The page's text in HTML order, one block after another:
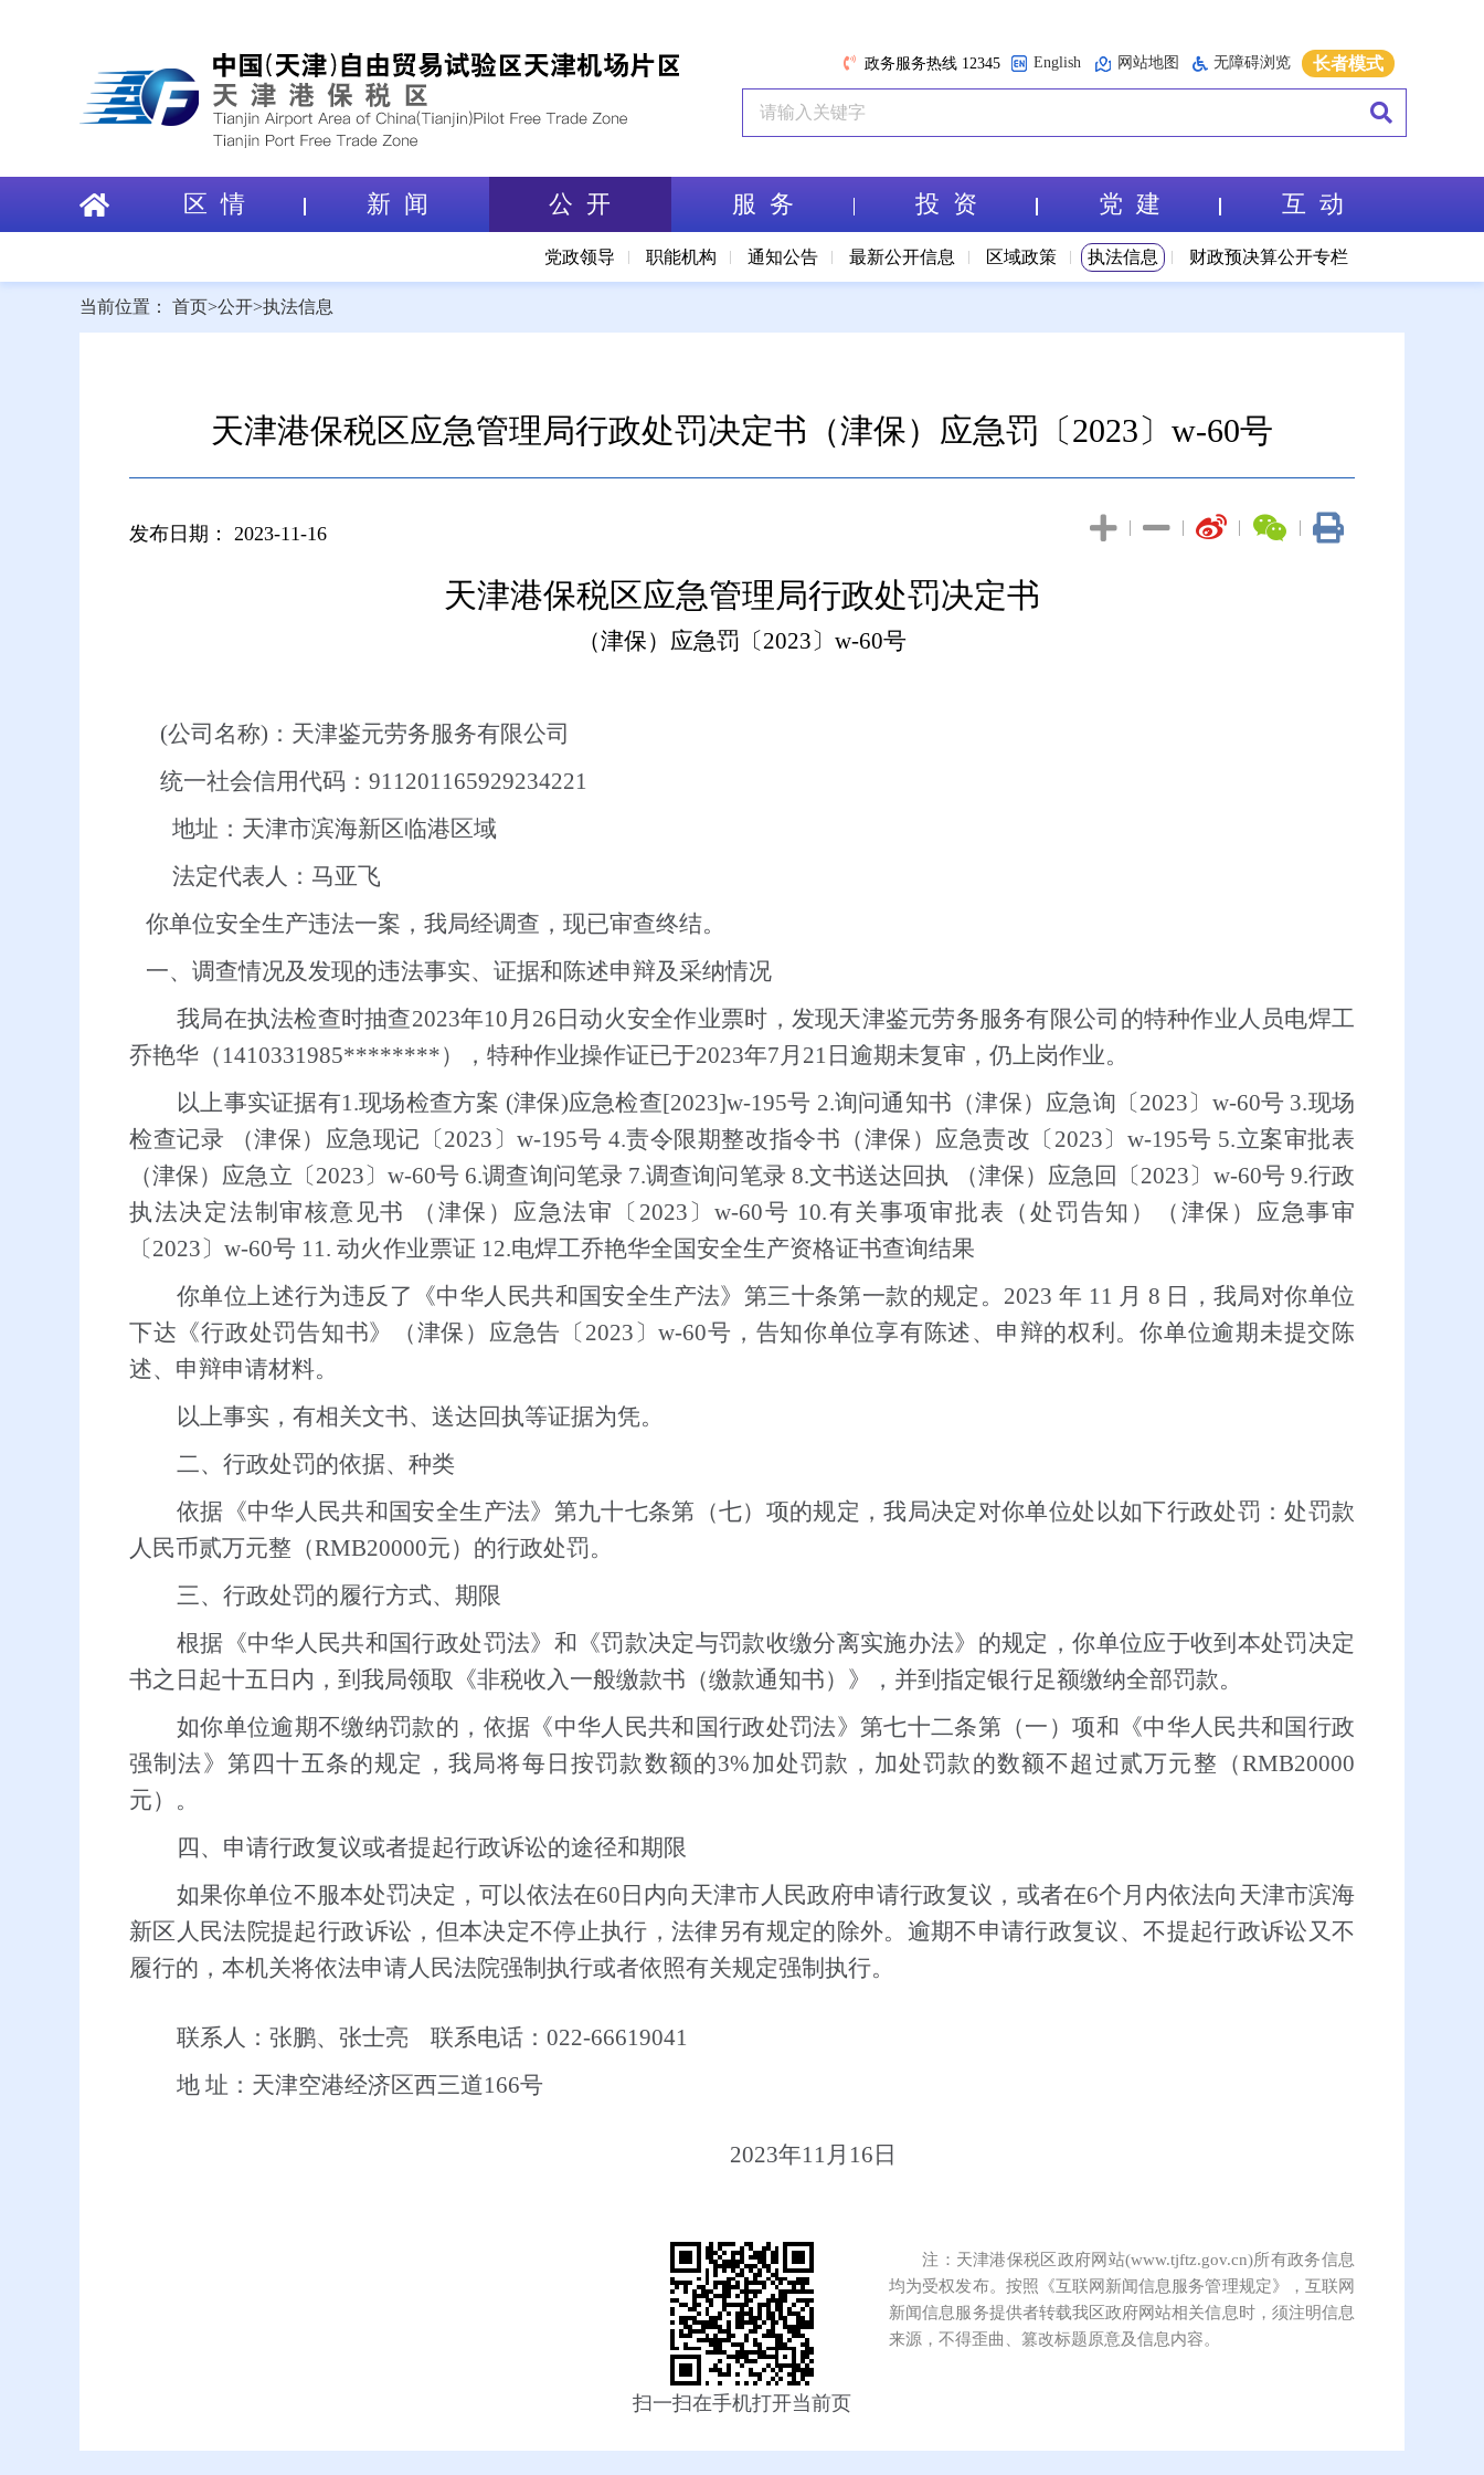
政务服务热线 12345 English 网站地图 无障碍浏览 长者模式
区 情 新 闻 公 开
党政领导 职能机构 通知公告 最新公开信息 区域政策 执法信息 财政预决算公开专栏
服 务 投 资 党 建 互 动
当前位置： 首页>公开>执法信息
天津港保税区应急管理局行政处罚决定书（津保）应急罚〔2023〕w-60号
发布日期： 2023-11-16 |
|
|
|
天津港保税区应急管理局行政处罚决定书
（津保）应急罚〔2023〕w-60号
(公司名称)：天津鉴元劳务服务有限公司
统一社会信用代码：911201165929234221
地址：天津市滨海新区临港区域
法定代表人：马亚飞
你单位安全生产违法一案，我局经调查，现已审查终结。
一、调查情况及发现的违法事实、证据和陈述申辩及采纳情况
我局在执法检查时抽查2023年10月26日动火安全作业票时，发现天津鉴元劳务服务有限公司的特种作业人员电焊工
乔艳华（1410331985********），特种作业操作证已于2023年7月21日逾期未复审，仍上岗作业。
以上事实证据有1.现场检查方案 (津保)应急检查[2023]w-195号 2.询问通知书（津保）应急询〔2023〕w-60号 3.现场
检查记录 （津保）应急现记〔2023〕w-195号 4.责令限期整改指令书（津保）应急责改〔2023〕w-195号 5.立案审批表
（津保）应急立〔2023〕w-60号 6.调查询问笔录 7.调查询问笔录 8.文书送达回执 （津保）应急回〔2023〕w-60号 9.行政
执法决定法制审核意见书 （津保）应急法审〔2023〕w-60号 10.有关事项审批表（处罚告知）（津保）应急事审
〔2023〕w-60号 11. 动火作业票证 12.电焊工乔艳华全国安全生产资格证书查询结果
你单位上述行为违反了《中华人民共和国安全生产法》第三十条第一款的规定。2023 年 11 月 8 日，我局对你单位
下达《行政处罚告知书》（津保）应急告〔2023〕w-60号，告知你单位享有陈述、申辩的权利。你单位逾期未提交陈
述、申辩申请材料。
以上事实，有相关文书、送达回执等证据为凭。
二、行政处罚的依据、种类
依据《中华人民共和国安全生产法》第九十七条第（七）项的规定，我局决定对你单位处以如下行政处罚：处罚款
人民币贰万元整（RMB20000元）的行政处罚。
三、行政处罚的履行方式、期限
根据《中华人民共和国行政处罚法》和《罚款决定与罚款收缴分离实施办法》的规定，你单位应于收到本处罚决定
书之日起十五日内，到我局领取《非税收入一般缴款书（缴款通知书）》，并到指定银行足额缴纳全部罚款。
如你单位逾期不缴纳罚款的，依据《中华人民共和国行政处罚法》第七十二条第（一）项和《中华人民共和国行政
强制法》第四十五条的规定，我局将每日按罚款数额的3%加处罚款，加处罚款的数额不超过贰万元整（RMB20000
元）。
四、申请行政复议或者提起行政诉讼的途径和期限
如果你单位不服本处罚决定，可以依法在60日内向天津市人民政府申请行政复议，或者在6个月内依法向天津市滨海
新区人民法院提起行政诉讼，但本决定不停止执行，法律另有规定的除外。逾期不申请行政复议、不提起行政诉讼又不
履行的，本机关将依法申请人民法院强制执行或者依照有关规定强制执行。
联系人：张鹏、张士亮
联系电话：022-66619041
地 址：天津空港经济区西三道166号
2023年11月16日
扫一扫在手机打开当前页
注：天津港保税区政府网站(www.tjftz.gov.cn)所有政务信息
均为受权发布。按照《互联网新闻信息服务管理规定》，互联网
新闻信息服务提供者转载我区政府网站相关信息时，须注明信息
来源，不得歪曲、篡改标题原意及信息内容。